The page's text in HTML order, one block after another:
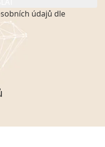
údajů dle
v souladu se
znění výslovně
veškerých
prostřednictvím
IČO: 05892481. Tyto
s.r.o., IČO: